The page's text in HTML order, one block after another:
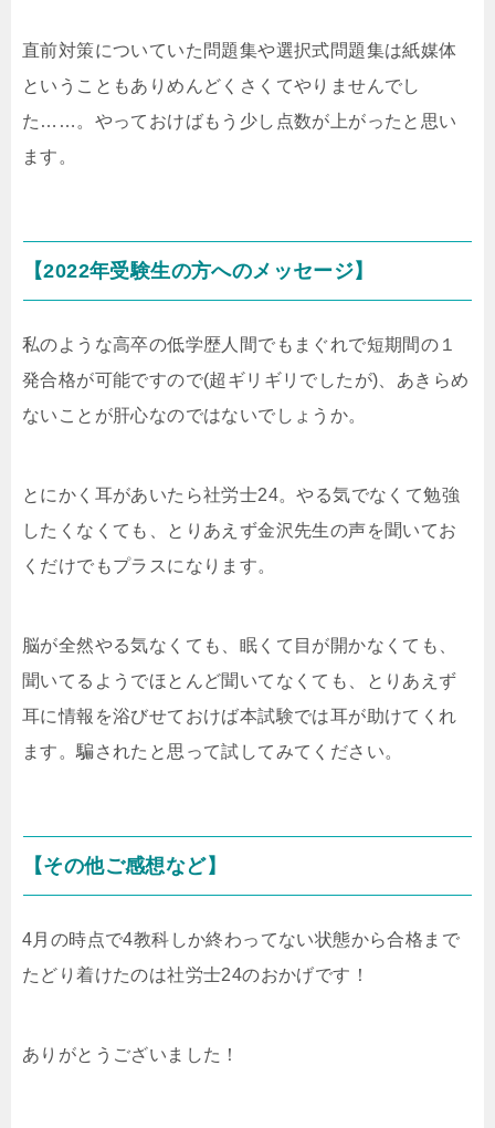
直前対策についていた問題集や選択式問題集は紙媒体
ということもありめんどくさくてやりませんでし
た……。やっておけばもう少し点数が上がったと思い
ます。
【2022年受験生の方へのメッセージ】
私のような高卒の低学歴人間でもまぐれで短期間の１
発合格が可能ですので(超ギリギリでしたが)、あきらめ
ないことが肝心なのではないでしょうか。
とにかく耳があいたら社労士24。やる気でなくて勉強
したくなくても、とりあえず金沢先生の声を聞いてお
くだけでもプラスになります。
脳が全然やる気なくても、眠くて目が開かなくても、
聞いてるようでほとんど聞いてなくても、とりあえず
耳に情報を浴びせておけば本試験では耳が助けてくれ
ます。騙されたと思って試してみてください。
【その他ご感想など】
4月の時点で4教科しか終わってない状態から合格まで
たどり着けたのは社労士24のおかげです！
ありがとうございました！